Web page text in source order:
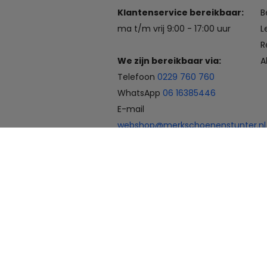
Klantenservice bereikbaar:
ma t/m vrij 9:00 - 17:00 uur
We zijn bereikbaar via:
Telefoon 0229 760 760
WhatsApp 06 16385446
E-mail
webshop@merkschoenenstunter.nl